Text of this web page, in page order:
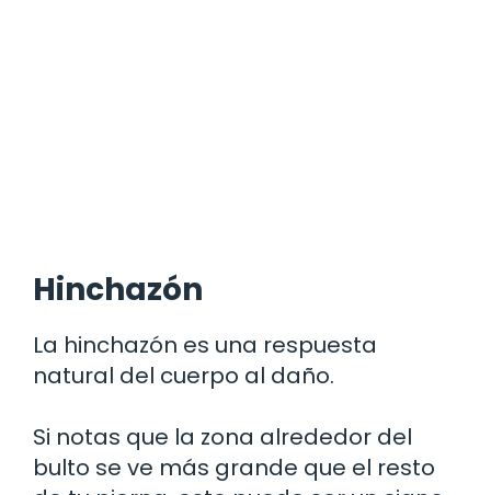
Hinchazón
La hinchazón es una respuesta
natural del cuerpo al daño.
Si notas que la zona alrededor del
bulto se ve más grande que el resto